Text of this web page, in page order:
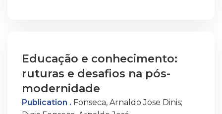
de Portugal
são, na verdade, madeirensismos
disseminados nos dois lados do Atlântico.
Posto isto,
pretende-se comparar alguns termos da
Educação e conhecimento:
ruturas e desafios na pós-
modernidade
Publication . Fonseca, Arnaldo Jose Dinis;